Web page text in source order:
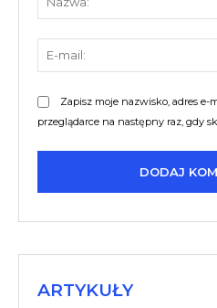
Zapisz moje nazwisko, adres
przeglądarce na następny raz, gdy
ARTYKUŁY